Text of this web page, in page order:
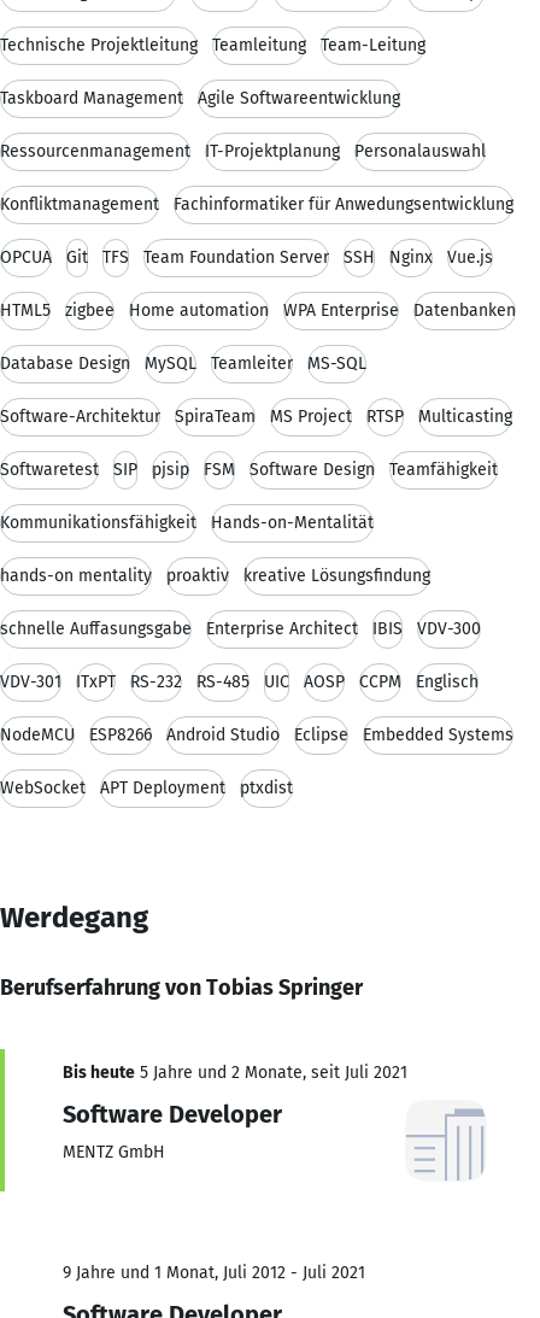
Technische Projektleitung Teamleitung Team-Leitung
Taskboard Management Agile Softwareentwicklung
Ressourcenmanagement IT-Projektplanung Personalauswahl
Konfliktmanagement Fachinformatiker für Anwedungsentwicklung
OPCUA Git TFS Team Foundation Server SSH Nginx Vue.js
HTML5 zigbee Home automation WPA Enterprise Datenbanken
Database Design MySQL Teamleiter MS-SQL
Software-Architektur SpiraTeam MS Project RTSP Multicasting
Softwaretest SIP pjsip FSM Software Design Teamfähigkeit
Kommunikationsfähigkeit Hands-on-Mentalität
hands-on mentality proaktiv kreative Lösungsfindung
schnelle Auffasungsgabe Enterprise Architect IBIS VDV-300
VDV-301 ITxPT RS-232 RS-485 UIC AOSP CCPM Englisch
NodeMCU ESP8266 Android Studio Eclipse Embedded Systems
WebSocket APT Deployment ptxdist
Werdegang
Berufserfahrung von Tobias Springer
Bis heute 5 Jahre und 2 Monate, seit Juli 2021
Software Developer
MENTZ GmbH
9 Jahre und 1 Monat, Juli 2012 - Juli 2021